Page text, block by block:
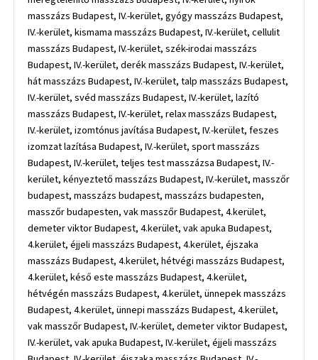
masszázs Budapest, IV.-kerület, gyógy masszázs Budapest,
IV.-kerület, kismama masszázs Budapest, IV.-kerület, cellulit
masszázs Budapest, IV.-kerület, szék-irodai masszázs
Budapest, IV.-kerület, derék masszázs Budapest, IV.-kerület,
hát masszázs Budapest, IV.-kerület, talp masszázs Budapest,
IV.-kerület, svéd masszázs Budapest, IV.-kerület, lazító
masszázs Budapest, IV.-kerület, relax masszázs Budapest,
IV.-kerület, izomtónus javítása Budapest, IV.-kerület, feszes
izomzat lazítása Budapest, IV.-kerület, sport masszázs
Budapest, IV.-kerület, teljes test masszázsa Budapest, IV.-
kerület, kényeztető masszázs Budapest, IV.-kerület, masszőr
budapest, masszázs budapest, masszázs budapesten,
masszőr budapesten, vak masszőr Budapest, 4.kerület,
demeter viktor Budapest, 4.kerület, vak apuka Budapest,
4.kerület, éjjeli masszázs Budapest, 4.kerület, éjszaka
masszázs Budapest, 4.kerület, hétvégi masszázs Budapest,
4.kerület, késő este masszázs Budapest, 4.kerület,
hétvégén masszázs Budapest, 4.kerület, ünnepek masszázs
Budapest, 4.kerület, ünnepi masszázs Budapest, 4.kerület,
vak masszőr Budapest, IV.-kerület, demeter viktor Budapest,
IV.-kerület, vak apuka Budapest, IV.-kerület, éjjeli masszázs